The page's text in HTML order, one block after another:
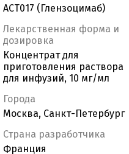
ACT017 (Глензоцимаб)
Лекарственная форма и
дозировка
Концентрат для
приготовления раствора
для инфузий, 10 мг/мл
Города
Москва, Санкт-Петербург
Страна разработчика
Франция